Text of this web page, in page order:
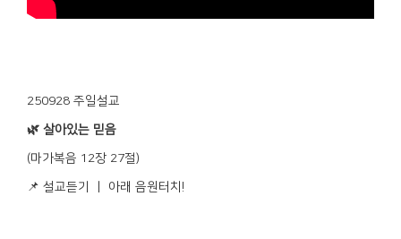
250928 주일설교
🌿 살아있는 믿음
(마가복음 12장 27절)
📌 설교듣기 ㅣ 아래 음원터치!